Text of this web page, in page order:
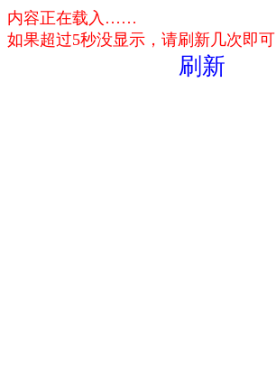
内容正在载入……
如果超过5秒没显示，请刷新几次即可
刷新